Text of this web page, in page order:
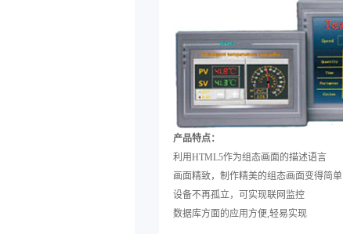
产品特点：
利用HTML5作为组态画面的描述语言
画面精致，制作精美的组态画面变得简单
设备不再孤立，可实现联网监控
数据库方面的应用方便,轻易实现